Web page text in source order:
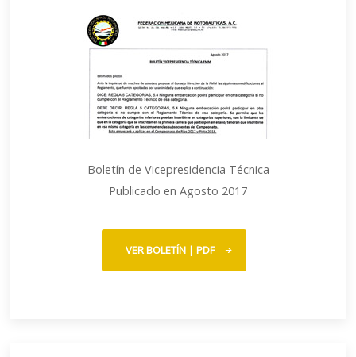
Boletín de Vicepresidencia Técnica
Publicado en Agosto 2017
VER BOLETÍN | PDF